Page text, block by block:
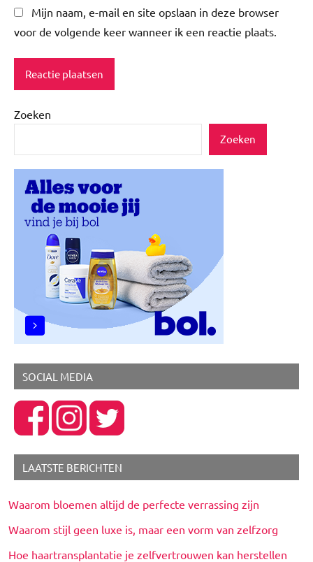
Mijn naam, e-mail en site opslaan in deze browser
voor de volgende keer wanneer ik een reactie plaats.
Zoeken
Zoeken
SOCIAL MEDIA
LAATSTE BERICHTEN
Waarom bloemen altijd de perfecte verrassing zijn
Waarom stijl geen luxe is, maar een vorm van zelfzorg
Hoe haartransplantatie je zelfvertrouwen kan herstellen